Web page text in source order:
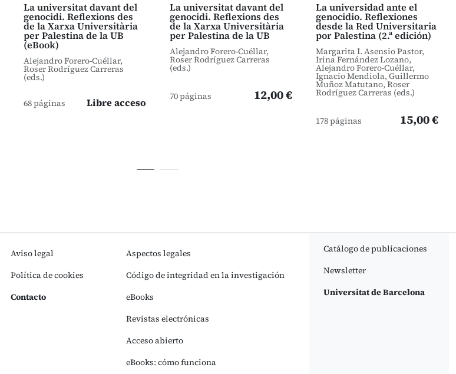
La universitat davant del
genocidi. Reflexions des
de la Xarxa Universitària
per Palestina de la UB
(eBook)
Alejandro Forero-Cuéllar,
Roser Rodríguez Carreras
(eds.)
68 páginas Libre acceso
La universitat davant del
genocidi. Reflexions des
de la Xarxa Universitària
per Palestina de la UB
Alejandro Forero-Cuéllar,
Roser Rodríguez Carreras
(eds.)
70 páginas 12,00 €
La universidad ante el
genocidio. Reflexiones
desde la Red Universitaria
por Palestina (2.ª edición)
Margarita I. Asensio Pastor,
Irina Fernández Lozano,
Alejandro Forero-Cuéllar,
Ignacio Mendiola, Guillermo
Muñoz Matutano, Roser
Rodríguez Carreras (eds.)
178 páginas 15,00 €
Aviso legal
Política de cookies
Contacto
Aspectos legales
Código de integridad en la investigación
eBooks
Revistas electrónicas
Acceso abierto
eBooks: cómo funciona
Catálogo de publicaciones
Newsletter
Universitat de Barcelona